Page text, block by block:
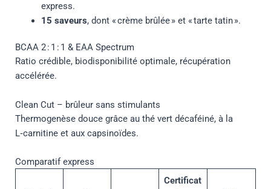
express.
15 saveurs, dont « crème brûlée » et « tarte tatin ».
BCAA 2 : 1 : 1 & EAA Spectrum
Ratio crédible, biodisponibilité optimale, récupération
accélérée.
Clean Cut – brûleur sans stimulants
Thermogenèse douce grâce au thé vert décaféiné, à la
L‑carnitine et aux capsinoïdes.
Comparatif express
Certificat